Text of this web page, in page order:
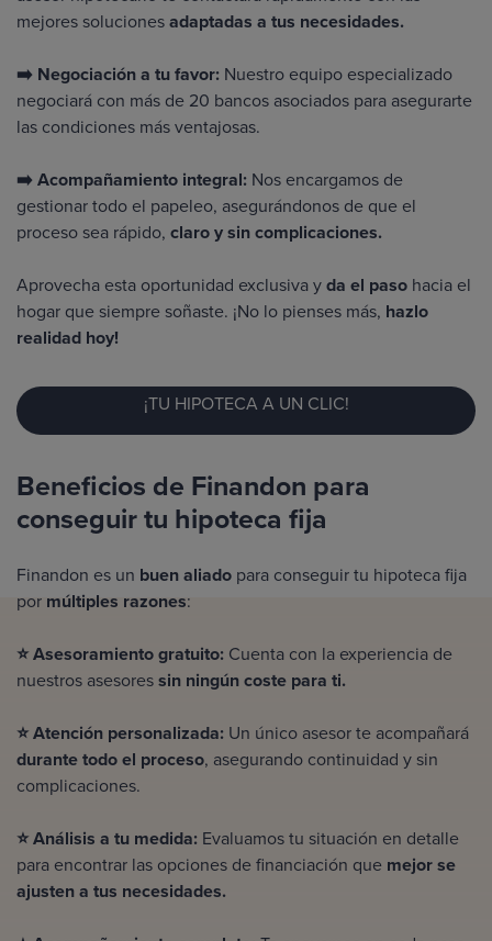
mejores solucionesadaptadas a tus necesidades.
➡️ Negociación a tu favor: Nuestro equipo especializado
negociará con más de 20 bancos asociados para asegurarte
las condiciones más ventajosas.
➡️ Acompañamiento integral: Nos encargamos de
gestionar todo el papeleo, asegurándonos de que el
proceso sea rápido, claro y sin complicaciones.
Aprovecha esta oportunidad exclusiva yda el paso hacia el
hogar que siempre soñaste. ¡No lo pienses más, hazlo
realidad hoy!
¡TU HIPOTECA A UN CLIC!
Beneficios de Finandon para
conseguir tu hipoteca fija
Finandon es un buen aliado para conseguir tu hipoteca fija
por múltiples razones:
⭐ Asesoramiento gratuito: Cuenta con la experiencia de
nuestros asesoressin ningún coste para ti.
⭐ Atención personalizada: Un único asesor te acompañará
durante todo el proceso, asegurando continuidad y sin
complicaciones.
⭐ Análisis a tu medida: Evaluamos tu situación en detalle
para encontrar las opciones de financiación que mejor se
ajusten a tus necesidades.